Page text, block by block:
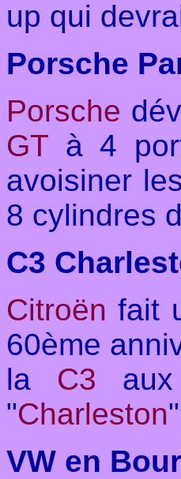
up qui
Porsche
Porsche
GT à 4
avoisiner
8 cylindres
C3
Citroën fait
60ème
la C3
"Charleston
VW en